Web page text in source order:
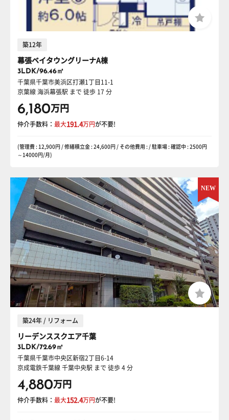
築12年
幕張ベイタウングリーナA棟
3LDK/96.46㎡
千葉県千葉市美浜区打瀬1丁目11-1
京葉線 海浜幕張駅 まで 徒歩 17 分
6,180万円
仲介手数料： 最大191.4万円が不要!
(管理費 : 12,900円 / 修繕積立金 : 24,600円 / その他費用 : / 駐車場 : 確認中 : 2500円
～14000円/月)
築24年 / リフォーム
リーデンススクエア千葉
3LDK/72.69㎡
千葉県千葉市中央区新宿2丁目6-14
京成電鉄千葉線 千葉中央駅 まで 徒歩 4 分
4,880万円
仲介手数料： 最大152.4万円が不要!